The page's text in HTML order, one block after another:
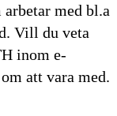
med bl.a
Vill du veta
inom e-
att vara med.